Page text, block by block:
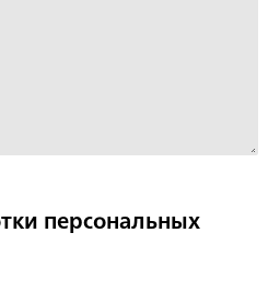
персональных